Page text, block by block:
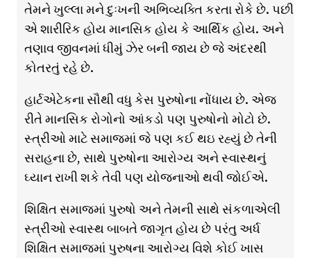
તેમને ખુલ્લા મને દુઃખની અભિવ્યક્તિ કરતા રોકે છે. પછી
એ શારીરિક હોય માનસિક હોય કે આર્થિક હોય. અને
તણાવ જીવનમાં ધીમું ઝેર બની જાય છે જે અંદરથી
કોતરતું રહે છે.
હાર્ટએટેકના સૌથી વધુ કેસ પુરુષોના નોંધાય છે. એજ
રીતે માનસિક રોગોનો આંકડો પણ પુરુષોનો મોટો છે.
સ્ત્રીઓ માટે સમાજમાં જે પણ કઈ થઇ રહ્યું છે તેની
સરાહના છે, સાથે પુરુષોના આરોગ્ય અને સ્વાસ્થનું
ઘ્યાન રાખી શકે તેવી પણ યોજનાઓ થવી જોઈએ.
શિક્ષિત સમાજમાં પુરુષો અને તેમની સાથે સંકળાએલી
સ્ત્રીઓ સ્વાસ્થ બાબતે જાગૃત હોય છે પરંતુ અર્ધ
શિક્ષિત સમાજમાં પુરુષના આરોગ્ય વિશે કોઈ ખાસ